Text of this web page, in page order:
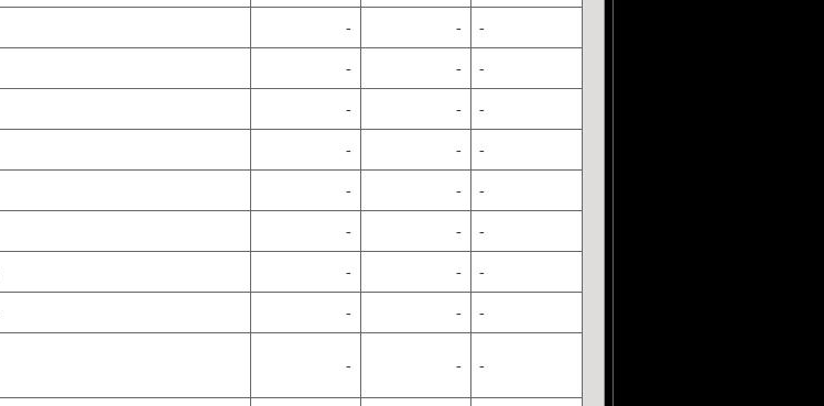
- - -
- - -
- - -
- - -
- - -
- - -
- - -
- - -
- - -